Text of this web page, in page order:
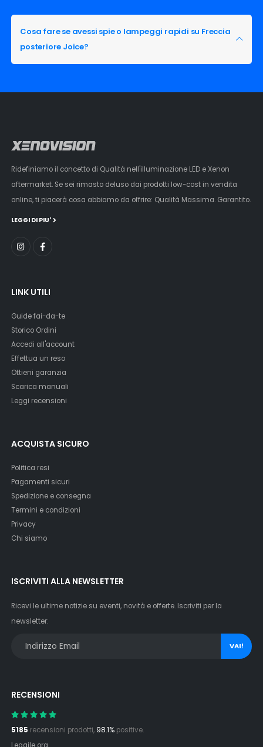
Cosa fare se avessi spie o lampeggi rapidi su Freccia
posteriore Joice?
Ridefiniamo il concetto di Qualità nell'illuminazione LED e Xenon
aftermarket. Se sei rimasto deluso dai prodotti low-cost in vendita
online, ti piacerà cosa abbiamo da offrire: Qualità Massima. Garantito.
LEGGI DI PIU'
LINK UTILI
Guide fai-da-te
Storico Ordini
Accedi all'account
Effettua un reso
Ottieni garanzia
Scarica manuali
Leggi recensioni
ACQUISTA SICURO
Politica resi
Pagamenti sicuri
Spedizione e consegna
Termini e condizioni
Privacy
Chi siamo
ISCRIVITI ALLA NEWSLETTER
Ricevi le ultime notizie su eventi, novità e offerte. Iscriviti per la
newsletter:
VAI!
RECENSIONI
5185 recensioni prodotti, 98.1% positive.